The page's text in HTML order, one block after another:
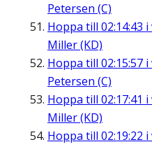
Petersen (C)
Hoppa till 02:14:43 i
Miller (KD)
Hoppa till 02:15:57 i
Petersen (C)
Hoppa till 02:17:41 i
Miller (KD)
Hoppa till 02:19:22 i